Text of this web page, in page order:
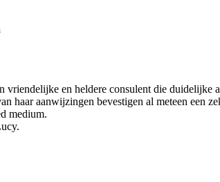
vriendelijke en heldere consulent die
haar aanwijzingen bevestigen al meteen een
medium.